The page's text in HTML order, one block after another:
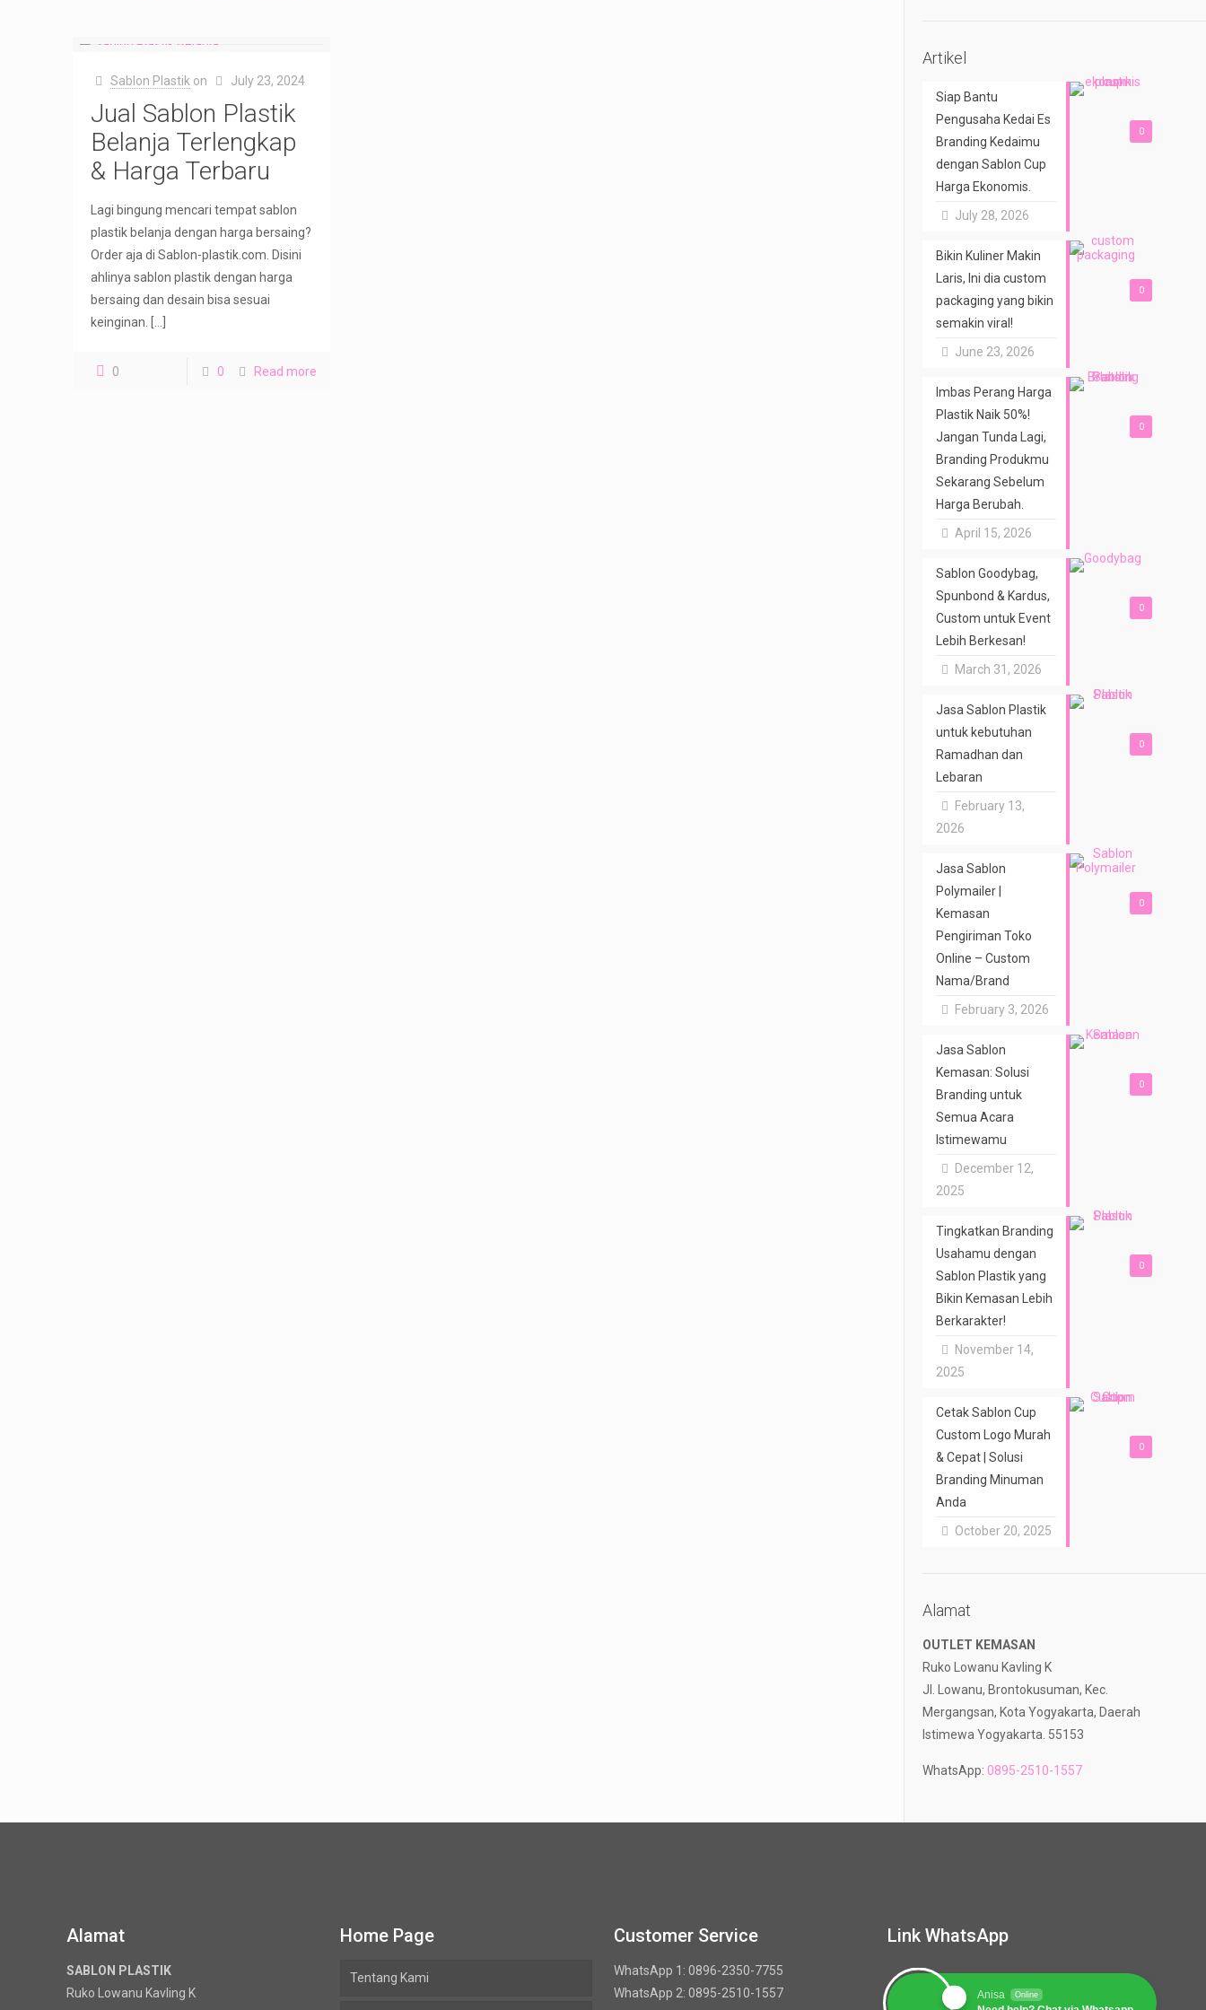
Sablon Plastik on July 23, 2024
Jual Sablon Plastik
Belanja Terlengkap
& Harga Terbaru
Lagi bingung mencari tempat sablon
plastik belanja dengan harga bersaing?
Order aja di Sablon-plastik.com. Disini
ahlinya sablon plastik dengan harga
bersaing dan desain bisa sesuai
keinginan.
0 0 Read more
Artikel
0
Siap Bantu
Pengusaha Kedai Es
Branding Kedaimu
dengan Sablon Cup
Harga Ekonomis.
July 28, 2026
0
Bikin Kuliner Makin
Laris, Ini dia custom
packaging yang bikin
semakin viral!
June 23, 2026
0
Imbas Perang Harga
Plastik Naik 50%!
Jangan Tunda Lagi,
Branding Produkmu
Sekarang Sebelum
Harga Berubah.
April 15, 2026
0
Sablon Goodybag,
Spunbond & Kardus,
Custom untuk Event
Lebih Berkesan!
March 31, 2026
0
Jasa Sablon Plastik
untuk kebutuhan
Ramadhan dan
Lebaran
February 13,
2026
0
Jasa Sablon
Polymailer |
Kemasan
Pengiriman Toko
Online – Custom
Nama/Brand
February 3, 2026
0
Jasa Sablon
Kemasan: Solusi
Branding untuk
Semua Acara
Istimewamu
December 12,
2025
0
Tingkatkan Branding
Usahamu dengan
Sablon Plastik yang
Bikin Kemasan Lebih
Berkarakter!
November 14,
2025
0
Cetak Sablon Cup
Custom Logo Murah
& Cepat | Solusi
Branding Minuman
Anda
October 20, 2025
Alamat
OUTLET KEMASAN
Ruko Lowanu Kavling K
Jl. Lowanu, Brontokusuman, Kec.
Mergangsan, Kota Yogyakarta, Daerah
Istimewa Yogyakarta. 55153
WhatsApp: 0895-2510-1557
Alamat
SABLON PLASTIK
Ruko Lowanu Kavling K
Home Page
Tentang Kami
Customer Service
WhatsApp 1: 0896-2350-7755
WhatsApp 2: 0895-2510-1557
Link WhatsApp
Anisa Online